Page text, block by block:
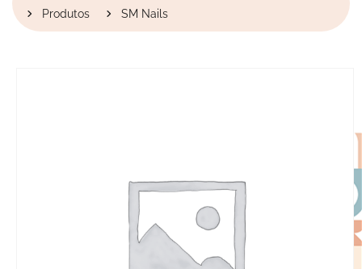
Produtos
SM Nails